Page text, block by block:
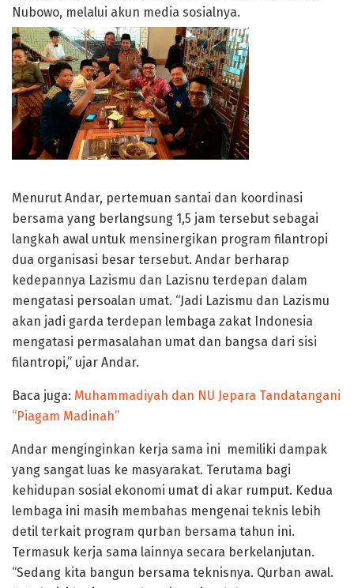
Nubowo, melalui akun media sosialnya.
Menurut Andar, pertemuan santai dan koordinasi
bersama yang berlangsung 1,5 jam tersebut sebagai
langkah awal untuk mensinergikan program filantropi
dua organisasi besar tersebut. Andar berharap
kedepannya Lazismu dan Lazisnu terdepan dalam
mengatasi persoalan umat. “Jadi Lazismu dan Lazismu
akan jadi garda terdepan lembaga zakat Indonesia
mengatasi permasalahan umat dan bangsa dari sisi
filantropi,” ujar Andar.
Baca juga: Muhammadiyah dan NU Jepara Tandatangani
“Piagam Madinah”
Andar menginginkan kerja sama ini memiliki dampak
yang sangat luas ke masyarakat. Terutama bagi
kehidupan sosial ekonomi umat di akar rumput. Kedua
lembaga ini masih membahas mengenai teknis lebih
detil terkait program qurban bersama tahun ini.
Termasuk kerja sama lainnya secara berkelanjutan.
“Sedang kita bangun bersama teknisnya. Qurban awal.